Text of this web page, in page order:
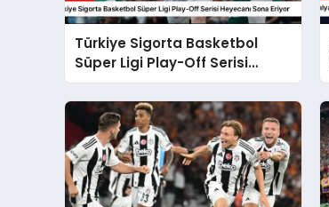
Türkiye Sigorta Basketbol
Süper Ligi Play-Off Serisi
Heyecanı Sona Eriyor